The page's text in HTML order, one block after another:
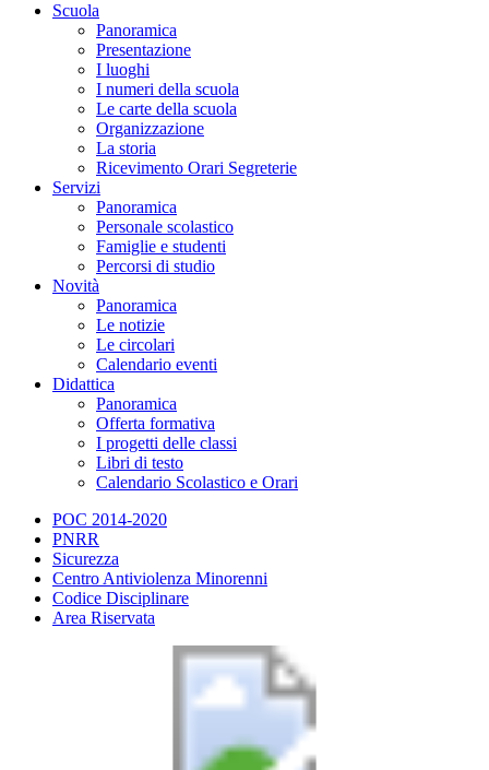
Scuola
Panoramica
Presentazione
I luoghi
I numeri della scuola
Le carte della scuola
Organizzazione
La storia
Ricevimento Orari Segreterie
Servizi
Panoramica
Personale scolastico
Famiglie e studenti
Percorsi di studio
Novità
Panoramica
Le notizie
Le circolari
Calendario eventi
Didattica
Panoramica
Offerta formativa
I progetti delle classi
Libri di testo
Calendario Scolastico e Orari
POC 2014-2020
PNRR
Sicurezza
Centro Antiviolenza Minorenni
Codice Disciplinare
Area Riservata